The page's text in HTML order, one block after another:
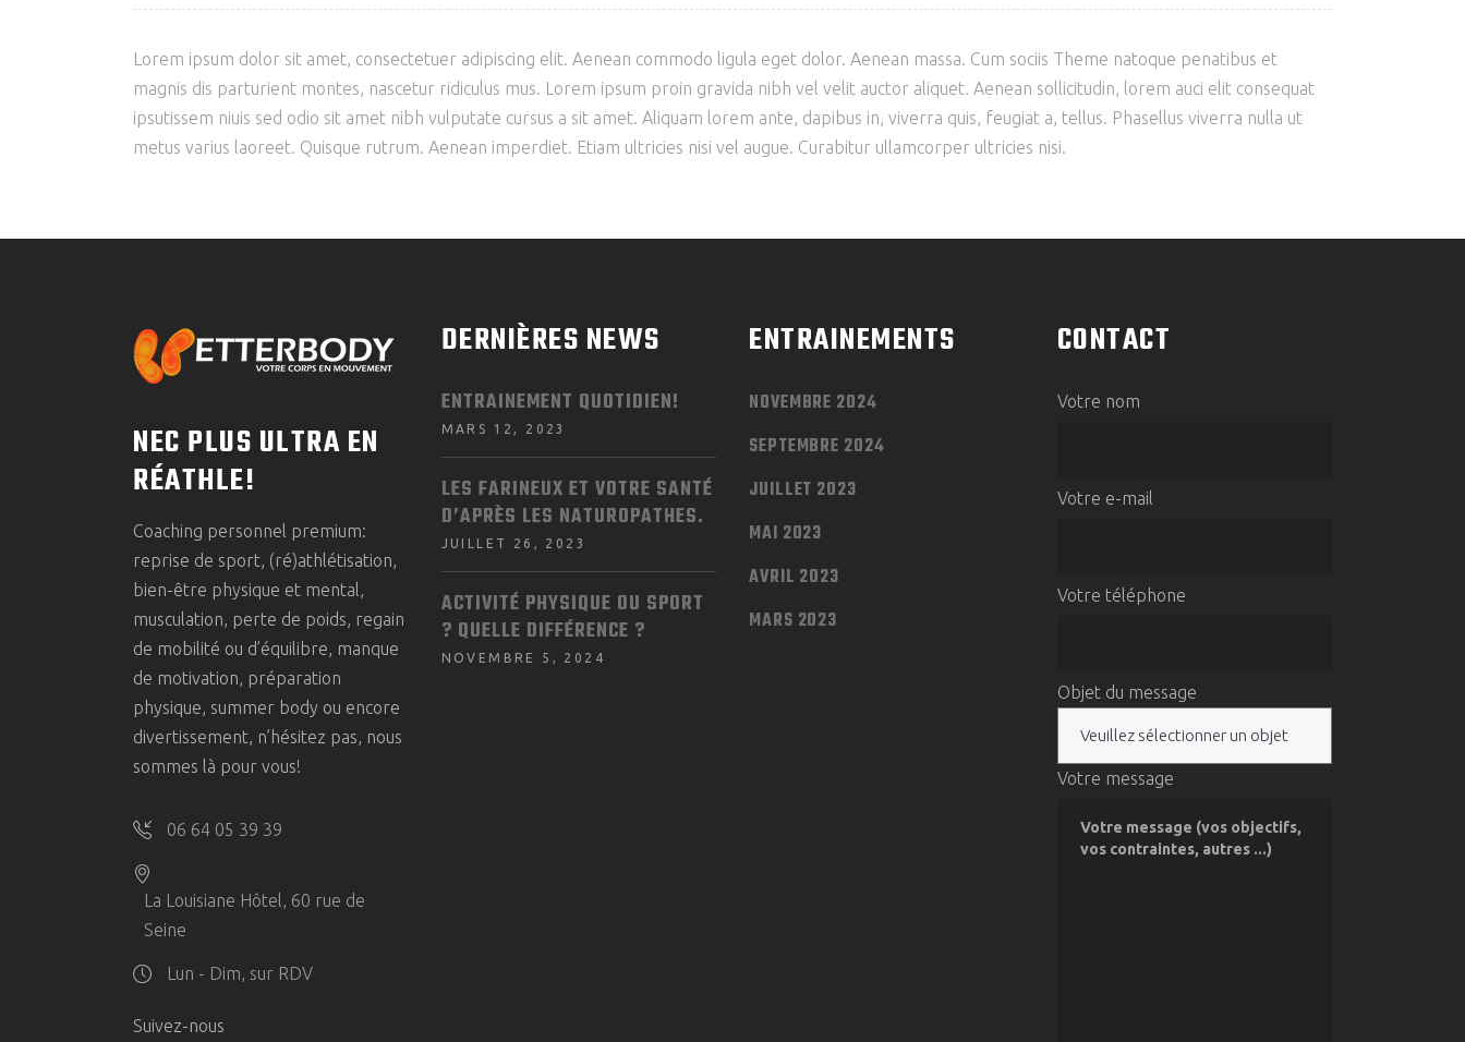
Lorem ipsum dolor sit amet, consectetuer adipiscing elit. Aenean commodo ligula eget dolor. Aenean massa. Cum sociis Theme natoque penatibus et
magnis dis parturient montes, nascetur ridiculus mus. Lorem ipsum proin gravida nibh vel velit auctor aliquet. Aenean sollicitudin, lorem auci elit consequat
ipsutissem niuis sed odio sit amet nibh vulputate cursus a sit amet. Aliquam lorem ante, dapibus in, viverra quis, feugiat a, tellus. Phasellus viverra nulla ut
metus varius laoreet. Quisque rutrum. Aenean imperdiet. Etiam ultricies nisi vel augue. Curabitur ullamcorper ultricies nisi.
NEC PLUS ULTRA EN
RÉATHLE!
Coaching personnel premium:
reprise de sport, (ré)athlétisation,
bien-être physique et mental,
musculation, perte de poids, regain
de mobilité ou d’équilibre, manque
de motivation, préparation
physique, summer body ou encore
divertissement, n’hésitez pas, nous
sommes là pour vous!
06 64 05 39 39
La Louisiane Hôtel, 60 rue de
Seine
Lun - Dim, sur RDV
Suivez-nous
DERNIÈRES NEWS
ENTRAINEMENT QUOTIDIEN!
MARS 12, 2023
LES FARINEUX ET VOTRE SANTÉ
D’APRÈS LES NATUROPATHES.
JUILLET 26, 2023
ACTIVITÉ PHYSIQUE OU SPORT
? QUELLE DIFFÉRENCE ?
NOVEMBRE 5, 2024
ENTRAINEMENTS
NOVEMBRE 2024
SEPTEMBRE 2024
JUILLET 2023
MAI 2023
AVRIL 2023
MARS 2023
CONTACT
Votre nom
Votre e-mail
Votre téléphone
Objet du message
Votre message